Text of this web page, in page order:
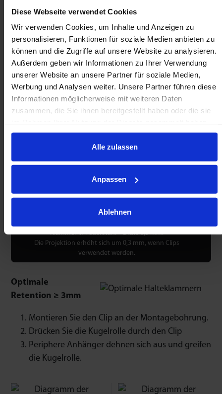
Diese Webseite verwendet Cookies
Wir verwenden Cookies, um Inhalte und Anzeigen zu
personalisieren, Funktionen für soziale Medien anbieten zu
können und die Zugriffe auf unsere Website zu analysieren.
Außerdem geben wir Informationen zu Ihrer Verwendung
unserer Website an unsere Partner für soziale Medien,
Werbung und Analysen weiter. Unsere Partner führen diese
Informationen möglicherweise mit weiteren Daten
zusammen, die Sie ihnen bereitgestellt haben oder die sie
Alle zulassen
Anpassen
Ablehnen
Befestigungsclips gleichen Unregelmäßigkeiten in
Bohrung und Durchmesser aus.
Ideal, wenn nur einseitiger Zugang auf
Befestigungsfläche möglich ist.
Die Merkmale werden unten angezeigt
Medium Duty
MEDIUM DUTY
K30 MV30| MX30| MW30 1,32€
| MW45
Klammer in Federstahl – Dicke 0,3 mm.
Die Projektion erhöht sich um 0,3 mm, wenn Clips
verwendet werden.
Optimale
Retention ≥ 3mm
Montieren Sie den Clip an der Montagebohrung.
Drücken Sie die Kugelrolle durch den Clip
Periphere Anhänger dehnen sich aus und greifen
die Kugelrolle.